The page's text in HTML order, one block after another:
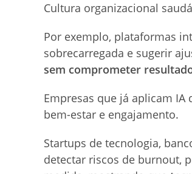
Cultura organizacional
Por exemplo, plataformas
sobrecarregada e sugerir
sem comprometer
Empresas que já aplicam
bem-estar e engajamento.
Startups de tecnologia,
detectar riscos de burnout,